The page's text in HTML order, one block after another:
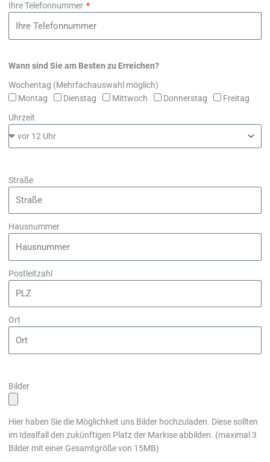
Ihre Telefonnummer
Wann sind Sie am Besten zu Erreichen?
Wochentag (Mehrfachauswahl möglich)
Montag
Dienstag Mittwoch Donnerstag
Freitag
Uhrzeit
Straße
Hausnummer
Postleitzahl
Ort
Bilder
Hier haben Sie die Möglichkeit uns Bilder hochzuladen. Diese sollten
im Idealfall den zukünftigen Platz der Markise abbilden. (maximal 3
Bilder mit einer Gesamtgröße von 15MB)